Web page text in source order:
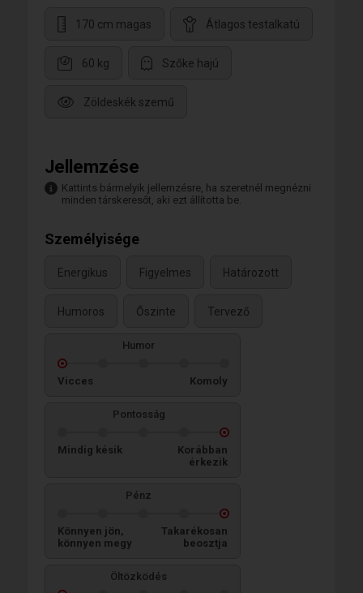
170 cm magas Átlagos testalkatú
60 kg Szőke hajú
Zöldeskék szemű
Jellemzése
Kattints bármelyik jellemzésre, ha szeretnél megnézni
minden társkeresőt, aki ezt állította be.
Személyisége
Energikus Figyelmes Határozott
Humoros Őszinte Tervező
Humor
Vicces Komoly
Pontosság
Mindig késik
Korábban
érkezik
Pénz
Könnyen jön,
könnyen megy
Takarékosan
beosztja
Öltözködés